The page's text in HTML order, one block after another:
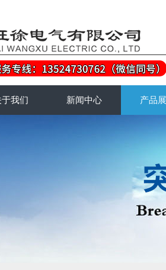
于我们 新闻中心 产品